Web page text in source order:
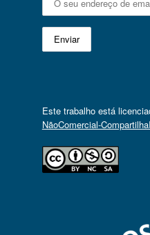
Este trabalho está
NãoComercial-